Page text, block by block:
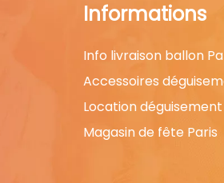
Informations
Info livraison ballon
Accessoires
Location déguisement
Magasin de fête Paris